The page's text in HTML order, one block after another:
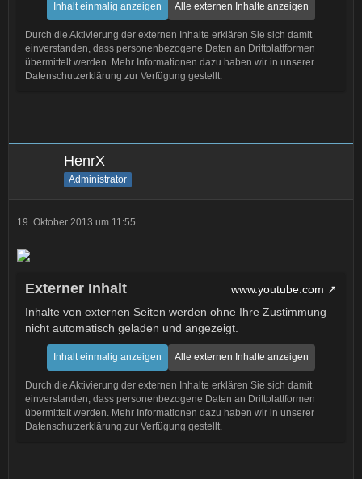
Inhalt einmalig anzeigen Alle externen Inhalte anzeigen
Durch die Aktivierung der externen Inhalte erklären Sie sich damit
einverstanden, dass personenbezogene Daten an Drittplattformen
übermittelt werden. Mehr Informationen dazu haben wir in unserer
Datenschutzerklärung zur Verfügung gestellt.
HenrX
Administrator
19. Oktober 2013 um 11:55
Externer Inhalt
www.youtube.com
Inhalte von externen Seiten werden ohne Ihre Zustimmung
nicht automatisch geladen und angezeigt.
Inhalt einmalig anzeigen Alle externen Inhalte anzeigen
Durch die Aktivierung der externen Inhalte erklären Sie sich damit
einverstanden, dass personenbezogene Daten an Drittplattformen
übermittelt werden. Mehr Informationen dazu haben wir in unserer
Datenschutzerklärung zur Verfügung gestellt.